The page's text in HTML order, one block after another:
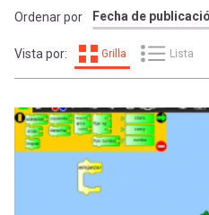
mi
cuenta
[Educarchile
Mobile]
sesión
Regístrate
ayuda
a
la
navegación
Ordenar por
Vista por: Grilla Lista